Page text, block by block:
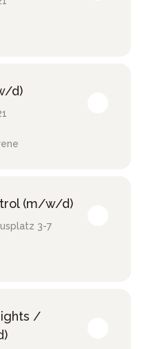
d)
(m/w/d)
3-7
/